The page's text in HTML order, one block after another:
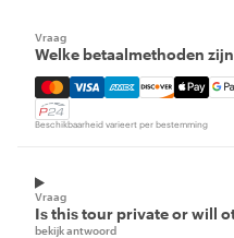
Vraag
Welke betaalmethoden
Mastercard, Visa,
Beschikbaarheid varieert per bestemming
Vraag
Is this tour private or will
bekijk antwoord